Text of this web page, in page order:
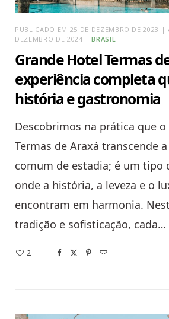
PUBLICADO EM 25 DE DEZEMBRO DE 2023 |
DEZEMBRO DE 2024
BRASIL
Grande Hotel Termas
experiência completa
história e gastronomia
Descobrimos na prática que o
Termas de Araxá transcende
comum de estadia; é um tipo
onde a história, a leveza e o
encontram em harmonia.
tradição e sofisticação, cada…
2